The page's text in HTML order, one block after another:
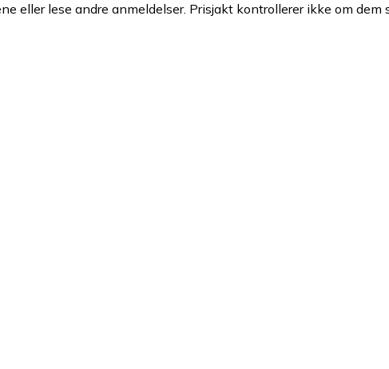
eller lese andre anmeldelser. Prisjakt kontrollerer ikke om